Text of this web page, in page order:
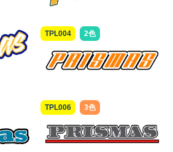
TPL004 2色
TPL006 3色